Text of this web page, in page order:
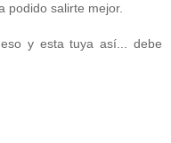
podido salirte mejor.
y esta tuya así... debe